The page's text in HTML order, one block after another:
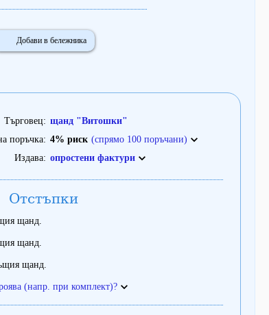
Добави в бележника
Търговец
щанд "Витошки"
поръчка
4% риск (спрямо 100 поръчани)
Издава
опростени фактури
Отстъпки
щанд.
щанд.
щанд.
(напр. при комплект)?